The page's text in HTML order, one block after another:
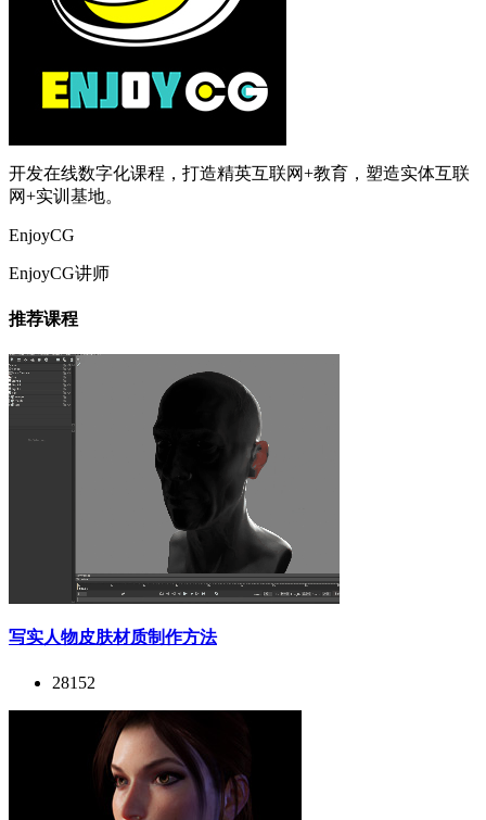
开发在线数字化课程，打造精英互联网+教育，塑造实体互联
网+实训基地。
EnjoyCG
EnjoyCG讲师
推荐课程
写实人物皮肤材质制作方法
28152